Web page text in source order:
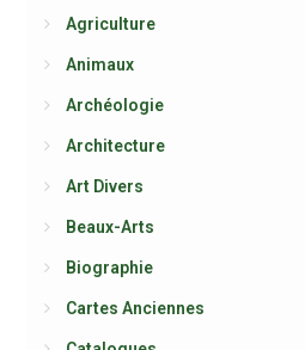
Agriculture
Animaux
Archéologie
Architecture
Art Divers
Beaux-Arts
Biographie
Cartes Anciennes